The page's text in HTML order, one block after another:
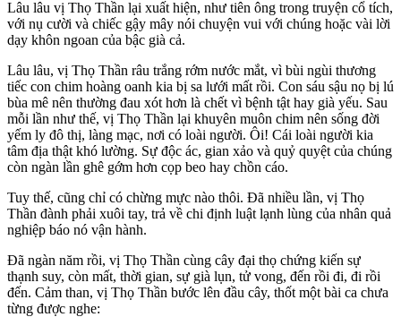
Lâu lâu vị Thọ Thần lại xuất hiện, như tiên ông trong truyện cổ tích,
với nụ cười và chiếc gậy mây nói chuyện vui với chúng hoặc vài lời
dạy khôn ngoan của bậc già cả.
Lâu lâu, vị Thọ Thần râu trắng rớm nước mắt, vì bùi ngùi thương
tiếc con chim hoàng oanh kia bị sa lưới mất rồi. Con sáu sậu nọ bị lú
bùa mê nên thường đau xót hơn là chết vì bệnh tật hay già yếu. Sau
mỗi lần như thế, vị Thọ Thần lại khuyên muôn chim nên sống đời
yếm ly đô thị, làng mạc, nơi có loài người. Ôi! Cái loài người kia
tâm địa thật khó lường. Sự độc ác, gian xảo và quỷ quyệt của chúng
còn ngàn lần ghê gớm hơn cọp beo hay chồn cáo.
Tuy thế, cũng chỉ có chừng mực nào thôi. Ðã nhiều lần, vị Thọ
Thần đành phải xuôi tay, trả về chi định luật lạnh lùng của nhân quả
nghiệp báo nó vận hành.
Ðã ngàn năm rồi, vị Thọ Thần cùng cây đại thọ chứng kiến sự
thạnh suy, còn mất, thời gian, sự già lụn, tử vong, đến rồi đi, đi rồi
đến. Cảm than, vị Thọ Thần bước lên đầu cây, thốt một bài ca chưa
từng được nghe: